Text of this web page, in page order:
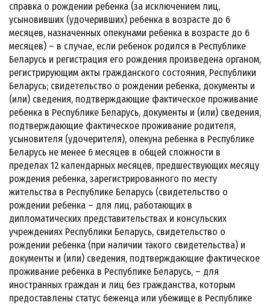
справка о рождении ребенка (за исключением лиц,
усыновивших (удочеривших) ребенка в возрасте до 6
месяцев, назначенных опекунами ребенка в возрасте до 6
месяцев) – в случае, если ребенок родился в Республике
Беларусь и регистрация его рождения произведена органом,
регистрирующим акты гражданского состояния, Республики
Беларусь; свидетельство о рождении ребенка, документы и
(или) сведения, подтверждающие фактическое проживание
ребенка в Республике Беларусь, документы и (или) сведения,
подтверждающие фактическое проживание родителя,
усыновителя (удочерителя), опекуна ребенка в Республике
Беларусь не менее 6 месяцев в общей сложности в
пределах 12 календарных месяцев, предшествующих месяцу
рождения ребенка, зарегистрированного по месту
жительства в Республике Беларусь (свидетельство о
рождении ребенка – для лиц, работающих в
дипломатических представительствах и консульских
учреждениях Республики Беларусь, свидетельство о
рождении ребенка (при наличии такого свидетельства) и
документы и (или) сведения, подтверждающие фактическое
проживание ребенка в Республике Беларусь, – для
иностранных граждан и лиц без гражданства, которым
предоставлены статус беженца или убежище в Республике